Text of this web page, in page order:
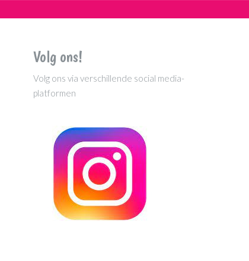
Volg ons!
Volg ons via verschillende social media-
platformen